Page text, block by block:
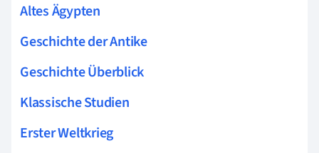
Altes Ägypten
Geschichte der Antike
Geschichte Überblick
Klassische Studien
Erster Weltkrieg